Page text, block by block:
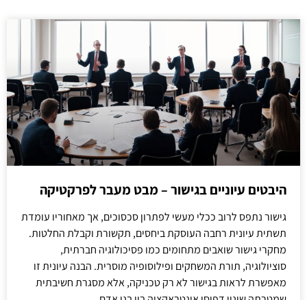
היבטים עיוניים בגישור – מבט מעבר לפרקטיקה
גישור נתפס לרוב ככלי מעשי לפתרון סכסוכים, אך מאחוריו עומדת
תשתית עיונית רחבה העוסקת ביחסים, תקשורת וקבלת החלטות.
מחקרי גישור שואבים מתחומים כמו פסיכולוגיה חברתית,
סוציולוגיה, תורת המשחקים ופילוסופיה מוסרית. הבנה עיונית זו
מאפשרת לראות בגישור לא רק טכניקה, אלא מסגרת חשיבתית